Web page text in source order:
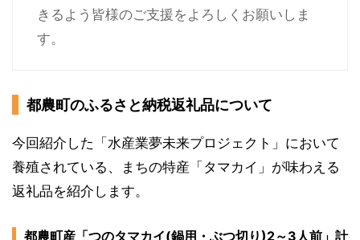
きるよう皆様のご支援をよろしくお願いしま
す。
都農町のふるさと納税返礼品について
今回紹介した「水産業夢未来プロジェクト」において
養殖されている、まちの特産「タマカイ」が味わえる
返礼品を紹介します。
都農町産「つのタマカイ(鍋用・ぶつ切り)2～3人前」計